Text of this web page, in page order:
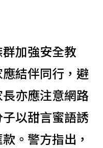
加強安全教
結伴同行，避
亦應注意網路
以甜言蜜語誘
。警方指出，